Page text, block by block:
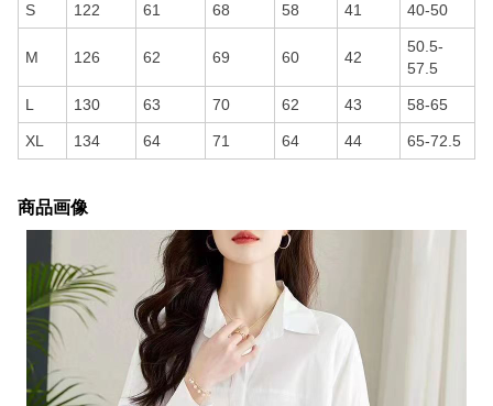
S 122 61 68 58 41 40-50
M 126 62 69 60 42
50.5-
57.5
L 130 63 70 62 43 58-65
XL 134 64 71 64 44 65-72.5
商品画像